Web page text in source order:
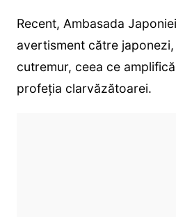
Recent, Ambasada
avertisment către
cutremur, ceea ce
profeția clarvăzătoarei.